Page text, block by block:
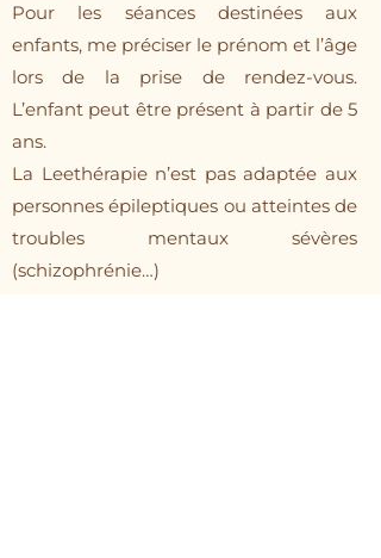
Pour les séances destinées aux
enfants, me préciser le prénom et l’âge
lors de la prise de rendez-vous.
L’enfant peut être présent à partir de 5
ans.
​​La Leethérapie n’est pas adaptée aux
personnes épileptiques ou atteintes de
troubles mentaux sévères
(schizophrénie…) ​